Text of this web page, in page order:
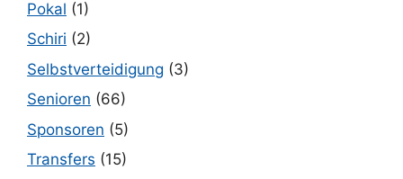
Pokal (1)
Schiri (2)
Selbstverteidigung (3)
Senioren (66)
Sponsoren (5)
Transfers (15)